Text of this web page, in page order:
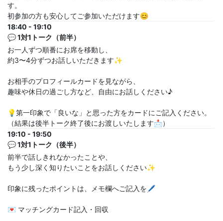
す。
初参加の方も安心してご参加いただけます😊
18:40 - 19:10
💬 1対1トーク（前半）
お一人ずつ順番にお席を移動し、
約3〜4分ずつお話しいただきます✨
お相手のプロフィールカードを見ながら、
趣味や休日の過ごし方など、自由にお話しください♪
💡第一印象で「良いな」と思った方をカードにご記入ください。
（結果は後半トーク終了後にお渡しいたします📩）
19:10 - 19:50
💬 1対1トーク（後半）
前半で話しきれなかったことや、
もう少し深く知りたいことをお話しください✨
印象に残ったポイントは、メモ欄へご記入を🖊
💌 マッチングカード記入・回収